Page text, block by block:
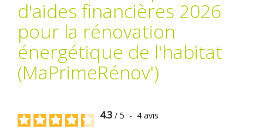
d'aides financières 2026
pour la rénovation
énergétique de l'habitat
(MaPrimeRénov')
4.3 / 5 - 4 avis